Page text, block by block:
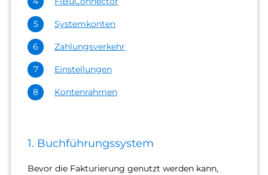
Systemkonten
Zahlungsverkehr
Einstellungen
Kontenrahmen
1. Buchführungssystem
Bevor die Fakturierung genutzt werden kann,